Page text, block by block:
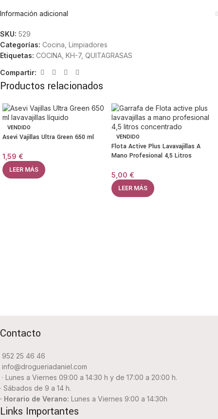
Información adicional
SKU: 529
Categorías: Cocina Limpiadores
Etiquetas: COCINA KH-7, QUITAGRASAS
Compartir:
Productos relacionados
VENDIDO
Asevi Vajillas Ultra Green 650 ml
1,59 €
LEER MÁS
VENDIDO
Flota Active Plus Lavavajillas A
Mano Profesional 4,5 Litros
5,00 €
LEER MÁS
Contacto
952 25 46 46
info@drogueriadaniel.com
· Lunes a Viernes 09:00 a 14:30 h y de 17:00 a 20:00 h.
· Sábados de 9 a 14 h.
· Horario de Verano: Lunes a Viernes 9:00 a 14:30h
Links Importantes